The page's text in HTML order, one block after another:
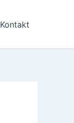
Kontakt